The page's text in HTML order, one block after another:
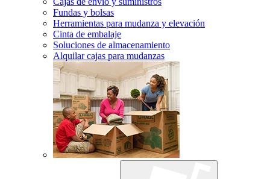
Fundas y bolsas
Herramientas para mudanza y elevación
Cinta de embalaje
Soluciones de almacenamiento
Alquilar cajas para mudanzas